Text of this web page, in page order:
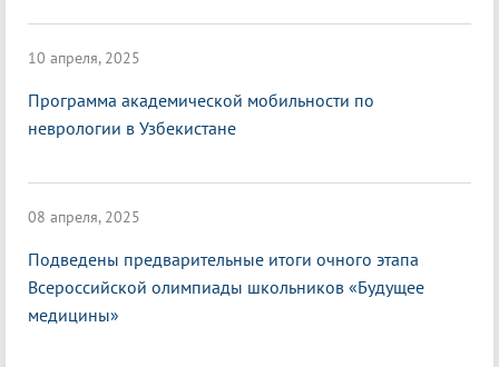
10 апреля, 2025
Программа академической мобильности по
неврологии в Узбекистане
08 апреля, 2025
Подведены предварительные итоги очного этапа
Всероссийской олимпиады школьников «Будущее
медицины»